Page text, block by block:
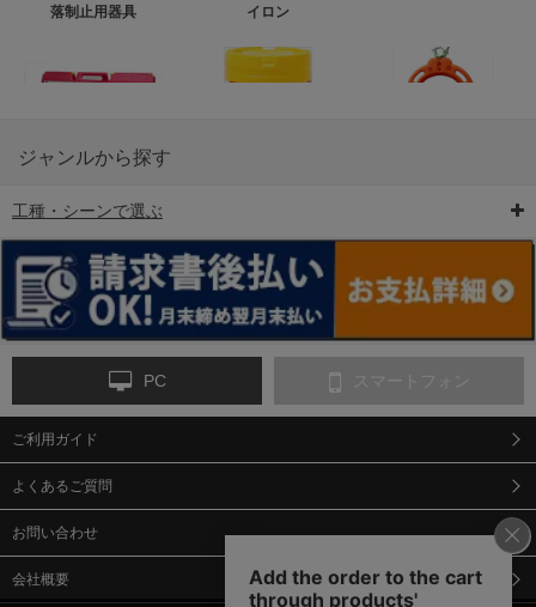
落制止用器具
イロン
6-矢印板/LED矢印板
ンス
9-点字マット・タイ
ジャンルから探す
工種・シーンで選ぶ
PC スマートフォン
ご利用ガイド
よくあるご質問
お問い合わせ
会社概要